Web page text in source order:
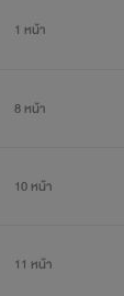
1 หน้า
8 หน้า
10 หน้า
11 หน้า